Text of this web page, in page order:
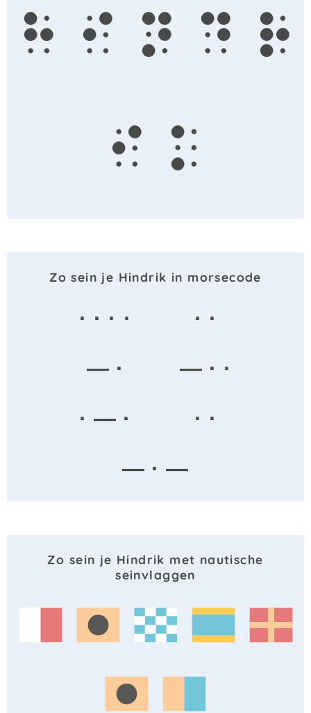
h i n d r
i k
Zo sein je Hindrik in morsecode
· · · ·
· ·
— ·
— · ·
· — ·
· ·
— · —
Zo sein je Hindrik met nautische
seinvlaggen